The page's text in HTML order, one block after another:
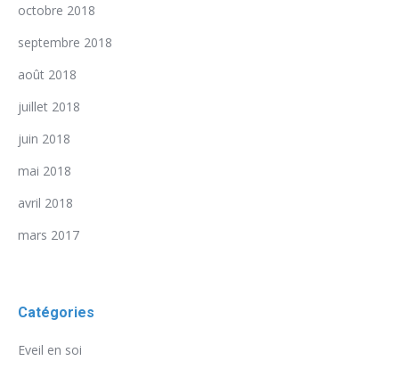
octobre 2018
septembre 2018
août 2018
juillet 2018
juin 2018
mai 2018
avril 2018
mars 2017
Catégories
Eveil en soi